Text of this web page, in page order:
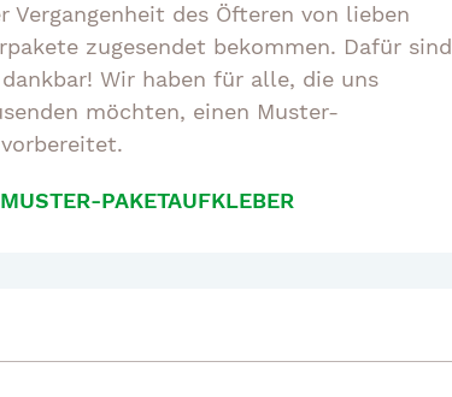
Vergangenheit des Öfteren von lieben
zugesendet bekommen. Dafür sind
Wir haben für alle, die uns
möchten, einen Muster-
MUSTER-PAKETAUFKLEBER